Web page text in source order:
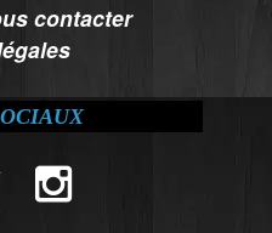
contacter